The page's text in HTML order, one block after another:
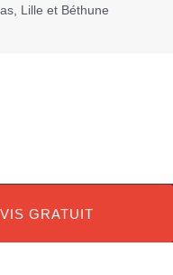
Lille et Béthune
GRATUIT